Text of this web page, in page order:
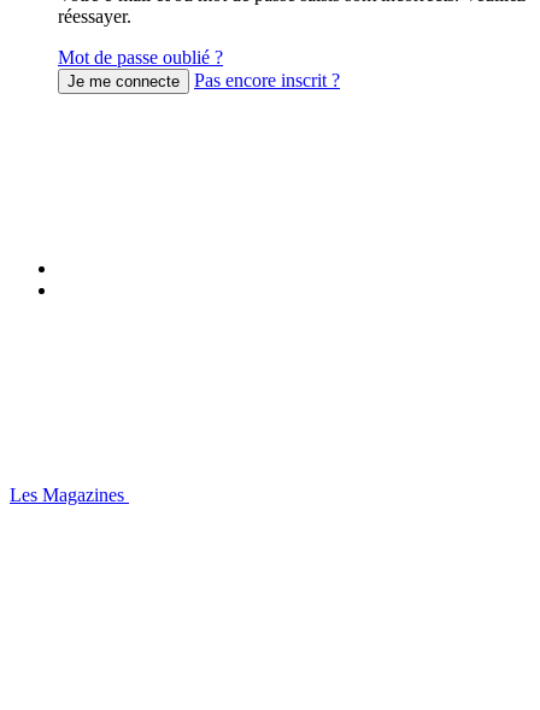
réessayer.
Mot de passe oublié ?
Pas encore inscrit ?
Les Magazines